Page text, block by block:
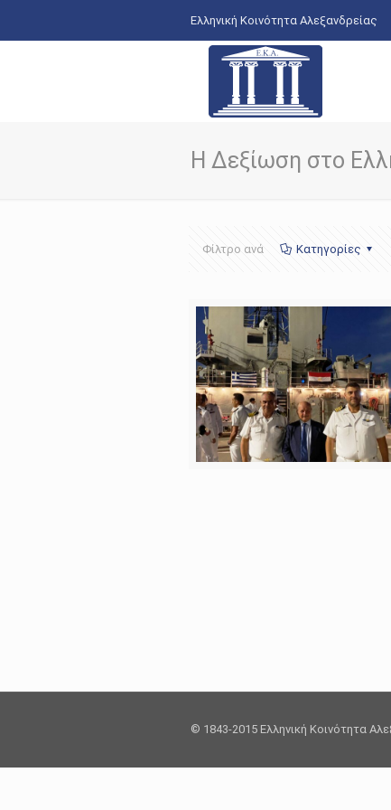
Ελληνική Κοινότητα Αλεξανδρείας
Η Δεξίωση στο
Φίλτρο ανά Κατηγορίες
© 1843-2015 Ελληνική Κοινότητα